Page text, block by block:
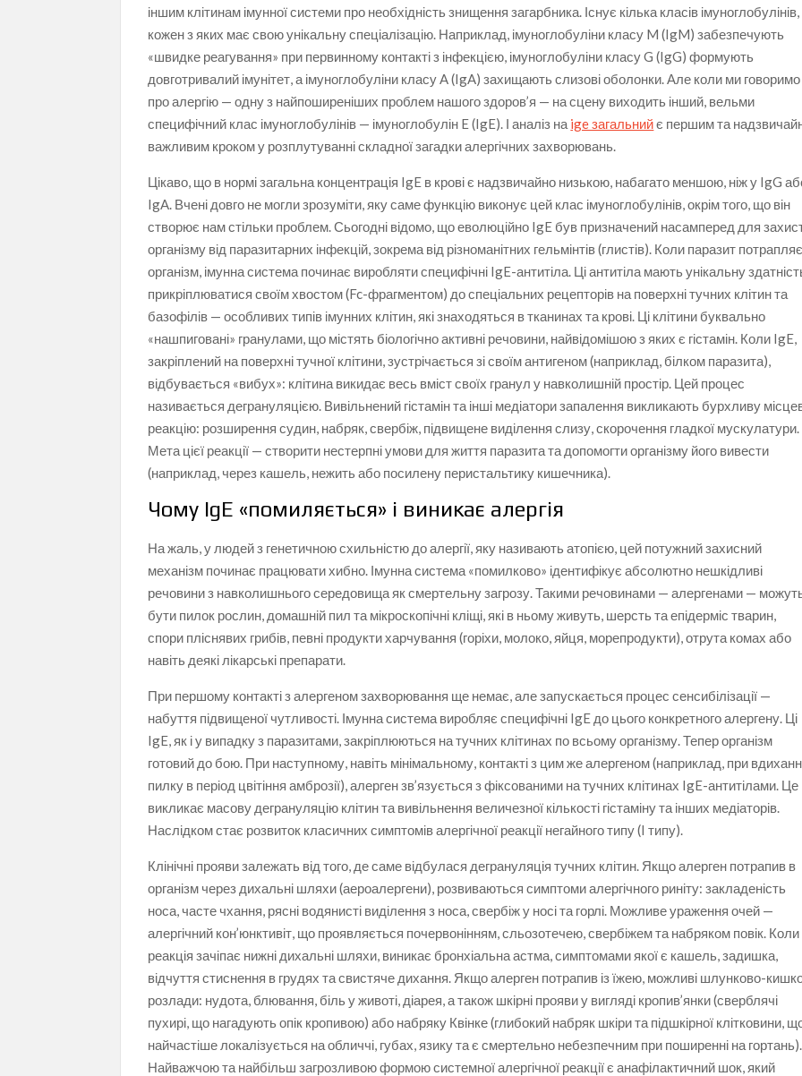
іншим клітинам імунної системи про необхідність знищення загарбника. Існує кілька класів імуноглобулінів,
кожен з яких має свою унікальну спеціалізацію. Наприклад, імуноглобуліни класу M (IgM) забезпечують
«швидке реагування» при первинному контакті з інфекцією, імуноглобуліни класу G (IgG) формують
довготривалий імунітет, а імуноглобуліни класу A (IgA) захищають слизові оболонки. Але коли ми говоримо
про алергію — одну з найпоширеніших проблем нашого здоров’я — на сцену виходить інший, вельми
специфічний клас імуноглобулінів — імуноглобулін E (IgE). І аналіз на ige загальнийє першим та
важливим кроком у розплутуванні складної загадки алергічних захворювань.
Цікаво, що в нормі загальна концентрація IgE в крові є надзвичайно низькою, набагато меншою, ніж у IgG
IgA. Вчені довго не могли зрозуміти, яку саме функцію виконує цей клас імуноглобулінів, окрім того, що він
створює нам стільки проблем. Сьогодні відомо, що еволюційно IgE був призначений насамперед для
організму від паразитарних інфекцій, зокрема від різноманітних гельмінтів (глистів). Коли паразит
організм, імунна система починає виробляти специфічні IgE-антитіла. Ці антитіла мають унікальну
прикріплюватися своїм хвостом (Fc-фрагментом) до спеціальних рецепторів на поверхні тучних клітин та
базофілів — особливих типів імунних клітин, які знаходяться в тканинах та крові. Ці клітини буквально
«нашпиговані» гранулами, що містять біологічно активні речовини, найвідомішою з яких є гістамін. Коли IgE,
закріплений на поверхні тучної клітини, зустрічається зі своїм антигеном (наприклад, білком паразита),
відбувається «вибух»: клітина викидає весь вміст своїх гранул у навколишній простір. Цей процес
називається дегрануляцією. Вивільнений гістамін та інші медіатори запалення викликають бурхливу
реакцію: розширення судин, набряк, свербіж, підвищене виділення слизу, скорочення гладкої мускулатури.
Мета цієї реакції — створити нестерпні умови для життя паразита та допомогти організму його вивести
(наприклад, через кашель, нежить або посилену перистальтику кишечника).
Чому IgE «помиляється» і виникає алергія
На жаль, у людей з генетичною схильністю до алергії, яку називають атопією, цей потужний захисний
механізм починає працювати хибно. Імунна система «помилково» ідентифікує абсолютно нешкідливі
речовини з навколишнього середовища як смертельну загрозу. Такими речовинами — алергенами —
бути пилок рослин, домашній пил та мікроскопічні кліщі, які в ньому живуть, шерсть та епідерміс тварин,
спори пліснявих грибів, певні продукти харчування (горіхи, молоко, яйця, морепродукти), отрута комах або
навіть деякі лікарські препарати.
При першому контакті з алергеном захворювання ще немає, але запускається процес сенсибілізації —
набуття підвищеної чутливості. Імунна система виробляє специфічні IgE до цього конкретного алергену. Ці
IgE, як і у випадку з паразитами, закріплюються на тучних клітинах по всьому організму. Тепер організм
готовий до бою. При наступному, навіть мінімальному, контакті з цим же алергеном (наприклад, при
пилку в період цвітіння амброзії), алерген зв’язується з фіксованими на тучних клітинах IgE-антитілами. Це
викликає масову дегрануляцію клітин та вивільнення величезної кількості гістаміну та інших медіаторів.
Наслідком стає розвиток класичних симптомів алергічної реакції негайного типу (I типу).
Клінічні прояви залежать від того, де саме відбулася дегрануляція тучних клітин. Якщо алерген потрапив в
організм через дихальні шляхи (аероалергени), розвиваються симптоми алергічного риніту: закладеність
носа, часте чхання, рясні водянисті виділення з носа, свербіж у носі та горлі. Можливе ураження очей —
алергічний кон’юнктивіт, що проявляється почервонінням, сльозотечею, свербіжем та набряком повік. Коли
реакція зачіпає нижні дихальні шляхи, виникає бронхіальна астма, симптомами якої є кашель, задишка,
відчуття стиснення в грудях та свистяче дихання. Якщо алерген потрапив із їжею, можливі шлунково-
розлади: нудота, блювання, біль у животі, діарея, а також шкірні прояви у вигляді кропив’янки (сверблячі
пухирі, що нагадують опік кропивою) або набряку Квінке (глибокий набряк шкіри та підшкірної клітковини,
найчастіше локалізується на обличчі, губах, язику та є смертельно небезпечним при поширенні на гортань).
Найважчою та найбільш загрозливою формою системної алергічної реакції є анафілактичний шок, який